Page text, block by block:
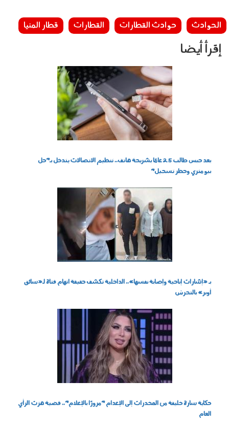
الحوادث حوادث القطارات القطارات قطار المنيا
إقرأ أيضا
بعد حبس طالب 25 عامًا بشريحة هاتف.. تنظيم الاتصالات يتدخل بـ"حل
بيومتري وحظر تسجيل"
بـ «إشارات إباحية وإصابة نفسها».. الداخلية تكشف حقيقة اتهام فتاة لـ«سائق
أوبر» بالتحرش
حكاية سارة خليفة من المخدرات إلى الإعدام "مرورًا بالإعلام".. قضية هزت الرأي
العام